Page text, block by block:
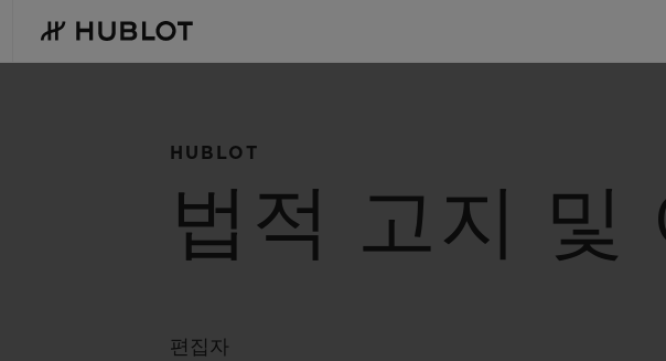
main
content
HUBLOT
법적 고지 및
편집자
최근 검색이 없습니다
신제품